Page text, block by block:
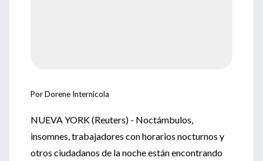
Por Dorene Internicola
NUEVA YORK (Reuters) - Noctámbulos,
insomnes, trabajadores con horarios nocturnos y
otros ciudadanos de la noche están encontrando